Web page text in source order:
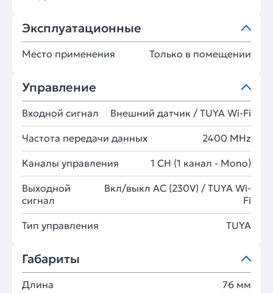
Эксплуатационные
Место применения Только в помещении
Управление
Входной сигнал Внешний датчик / TUYA Wi-Fi
Частота передачи данных 2400 MHz
Каналы управления 1 CH (1 канал - Mono)
Выходной
сигнал
Вкл/выкл AC (230V) / TUYA Wi-
Fi
Тип управления TUYA
Габариты
Длина 76 мм